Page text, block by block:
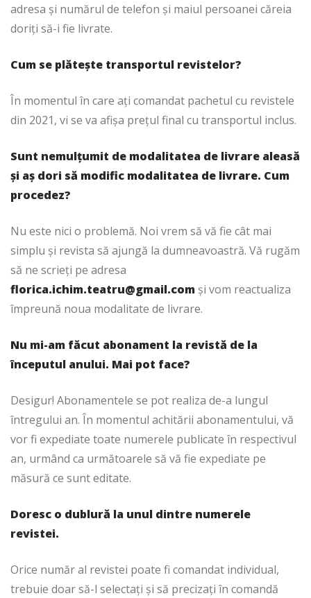
adresa și numărul de telefon și maiul persoanei căreia
doriți să-i fie livrate.
Cum se plătește transportul revistelor?
În momentul în care ați comandat pachetul cu revistele
din 2021, vi se va afișa prețul final cu transportul inclus.
Sunt nemulțumit de modalitatea de livrare aleasă
și aș dori să modific modalitatea de livrare. Cum
procedez?
Nu este nici o problemă. Noi vrem să vă fie cât mai
simplu și revista să ajungă la dumneavoastră. Vă rugăm
să ne scrieți pe adresa
florica.ichim.teatru@gmail.com și vom reactualiza
împreună noua modalitate de livrare.
Nu mi-am făcut abonament la revistă de la
începutul anului. Mai pot face?
Desigur! Abonamentele se pot realiza de-a lungul
întregului an. În momentul achitării abonamentului, vă
vor fi expediate toate numerele publicate în respectivul
an, urmând ca următoarele să vă fie expediate pe
măsură ce sunt editate.
Doresc o dublură la unul dintre numerele
revistei.
Orice număr al revistei poate fi comandat individual,
trebuie doar să-l selectați și să precizați în comandă